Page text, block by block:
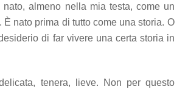
nato, almeno nella mia testa, come un
È nato prima di tutto come una storia. O
di far vivere una certa storia in
tenera, lieve. Non per questo